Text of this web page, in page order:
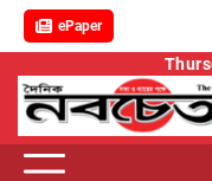
ePaper
content